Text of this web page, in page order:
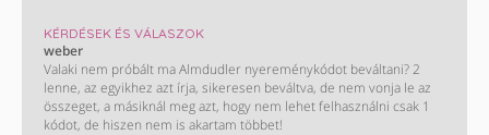
KÉRDÉSEK ÉS VÁLASZOK
weber
Valaki nem próbált ma Almdudler nyereménykódot beváltani? 2
lenne, az egyikhez azt írja, sikeresen beváltva, de nem vonja le az
összeget, a másiknál meg azt, hogy nem lehet felhasználni csak 1
kódot, de hiszen nem is akartam többet!